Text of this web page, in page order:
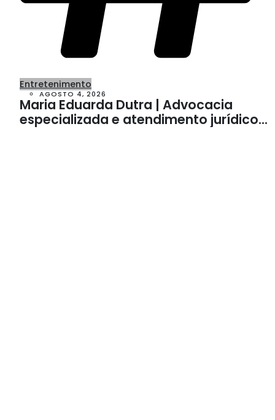
Entretenimento
AGOSTO 4, 2026
Maria Eduarda Dutra | Advocacia
especializada e atendimento jurídico